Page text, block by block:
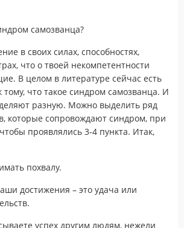
самозванца?
в своих силах, способностях,
что о твоей некомпетентности
В целом в литературе сейчас есть
что такое синдром самозванца. И
разную. Можно выделить ряд
которые сопровождают синдром, при
проявлялись 3-4 пункта. Итак,
похвалу.
достижения – это удача или
успех другим людям, нежели